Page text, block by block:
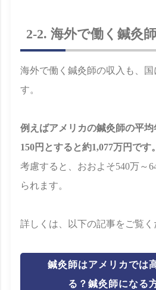
2-2. 海外で働く鍼灸
海外で働く鍼灸師の収入も、
す。
例えばアメリカの鍼灸師の平均
150円とすると約1,077万円です。
考慮すると、おおよそ540万～
られます。
詳しくは、以下の記事をご覧く
鍼灸師はアメリカでは
る？鍼灸師になる